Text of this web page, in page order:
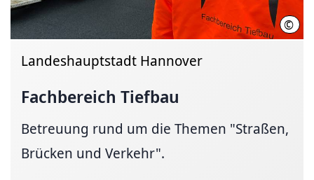
© LHH
Landeshauptstadt Hannover
Fachbereich Tiefbau
Betreuung rund um die Themen "Straßen,
Brücken und Verkehr".